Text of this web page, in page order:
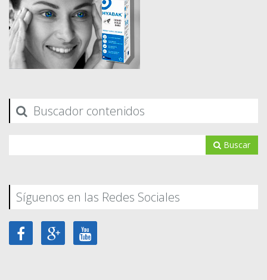
Buscador contenidos
Buscar
Síguenos en las Redes Sociales